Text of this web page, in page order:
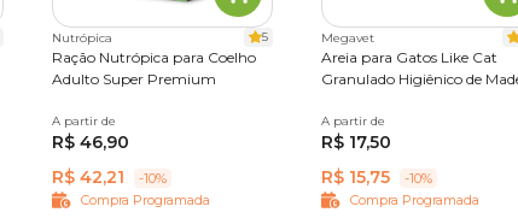
Nutrópica 5
Ração Nutrópica para Coelho
Adulto Super Premium
500 g
A partir de
R$ 46,90
R$ 42,21
-10%
Compra Programada
Megavet
Areia para Gatos Like Cat
Granulado Higiênico de
2 kg 10 kg
A partir de
R$ 17,50
R$ 15,75
-10%
Compra Programada